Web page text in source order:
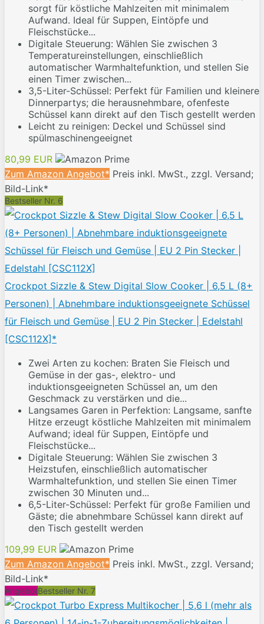
sorgt für köstliche Mahlzeiten mit minimalem
Aufwand. Ideal für Suppen, Eintöpfe und
Fleischstücke...
Digitale Steuerung: Wählen Sie zwischen 3
Temperatureinstellungen, einschließlich
automatischer Warmhaltefunktion, und stellen Sie
einen Timer zwischen...
3,5-Liter-Schüssel: Perfekt für Familien und kleinere
Dinnerpartys; die herausnehmbare, ofenfeste
Schüssel kann direkt auf den Tisch gestellt werden
Leicht zu reinigen: Deckel und Schüssel sind
spülmaschinengeeignet
80,99 EUR
Zum Amazon Angebot* Preis inkl. MwSt., zzgl. Versand;
Bild-Link*
Bestseller Nr. 6
Crockpot Sizzle & Stew Digital Slow Cooker | 6,5 L (8+
Personen) | Abnehmbare induktionsgeeignete Schüssel
für Fleisch und Gemüse | EU 2 Pin Stecker | Edelstahl
[CSC112X]*
Zwei Arten zu kochen: Braten Sie Fleisch und
Gemüse in der gas-, elektro- und
induktionsgeeigneten Schüssel an, um den
Geschmack zu verstärken und die...
Langsames Garen in Perfektion: Langsame, sanfte
Hitze erzeugt köstliche Mahlzeiten mit minimalem
Aufwand; ideal für Suppen, Eintöpfe und
Fleischstücke...
Digitale Steuerung: Wählen Sie zwischen 3
Heizstufen, einschließlich automatischer
Warmhaltefunktion, und stellen Sie einen Timer
zwischen 30 Minuten und...
6,5-Liter-Schüssel: Perfekt für große Familien und
Gäste; die abnehmbare Schüssel kann direkt auf
den Tisch gestellt werden
109,99 EUR
Zum Amazon Angebot* Preis inkl. MwSt., zzgl. Versand;
Bild-Link*
AngebotBestseller Nr. 7